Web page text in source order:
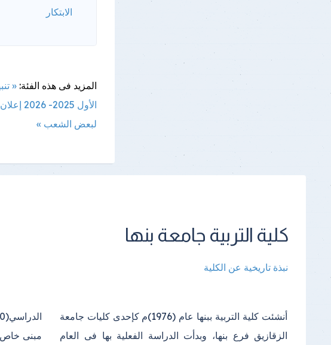
الابتكار
المزيد فى هذه الفئة: «
الأول 2025- 2026
لبعض الشعب »
كلية التربية جامعة بنها
نبذة تاريخية عن الكلية
أنشئت كلية التربية ببنها عام (1976)م كإحدى كليات جامعة
الزقازيق فرع بنها، وبدأت الدراسة الفعلية بها فى العام
الدراسي(2000) واستمرت الدراسة فيه إلى أن تم إنشاء
مبنى خاص بالكلية في مجمع الكليات بكفر سعد وتم الانتقال